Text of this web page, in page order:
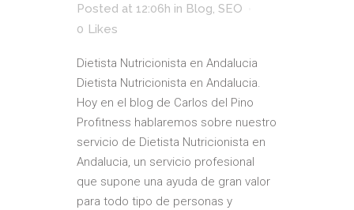
Posted at 12:06h in Blog, SEO
0 Likes
Dietista Nutricionista en Andalucia
Dietista Nutricionista en Andalucia.
Hoy en el blog de Carlos del Pino
Profitness hablaremos sobre nuestro
servicio de Dietista Nutricionista en
Andalucia, un servicio profesional
que supone una ayuda de gran valor
para todo tipo de personas y